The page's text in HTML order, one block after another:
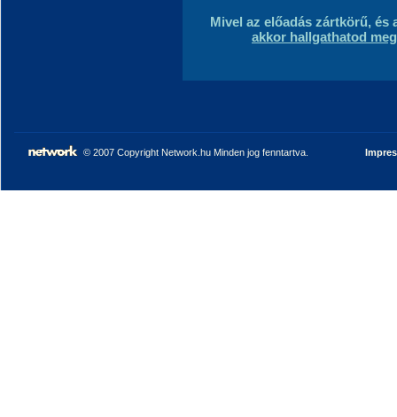
Mivel az előadás zártkörű,
akkor hallgathatod
© 2007 Copyright Network.hu Minden jog fenntartva.